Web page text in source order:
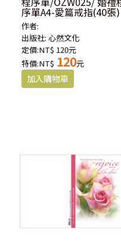
序單A4-愛篇戒指(40張)
作者:
出版社:心然文化
定價:NT$ 120元
特價:NT$ 120元